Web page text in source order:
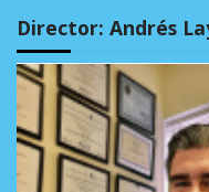
Director: Andrés